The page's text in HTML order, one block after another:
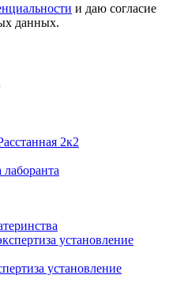
и даю согласие
данных.
2к2
лаборанта
установление
установление